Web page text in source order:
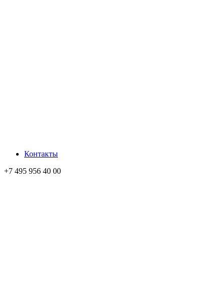
Контакты
+7 495 956 40 00